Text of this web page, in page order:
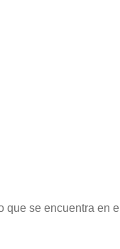
se encuentra en el